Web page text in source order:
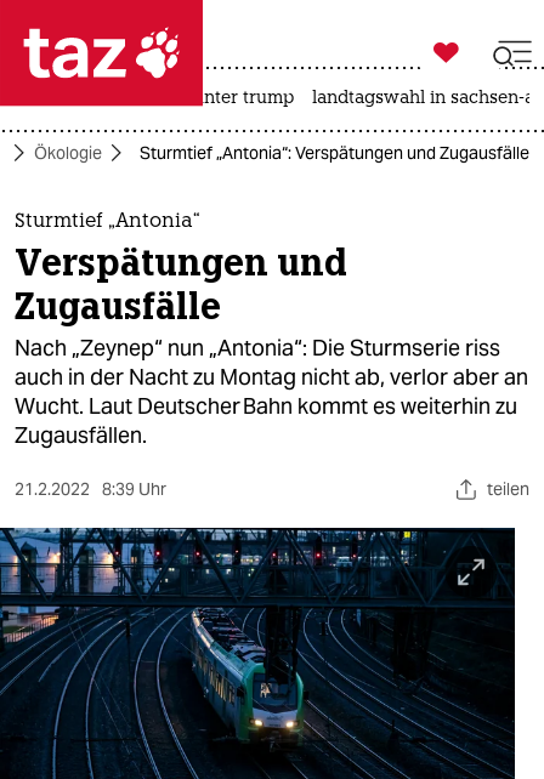
 taz zahl ich
taz zahl ich
themen
politik
öko
gesellschaft
kultur
sport
berlin
nord
wahrheit
verlag
verlag

taz zahl ich
usa unter trump landtagswahl in sachsen-
Ökologie Sturmtief „Antonia“: Verspätungen und Zugausfälle
Sturmtief „Antonia“
Verspätungen und
Zugausfälle
Nach „Zeynep“ nun „Antonia“: Die Sturmserie riss
auch in der Nacht zu Montag nicht ab, verlor aber an
Wucht. Laut Deutscher Bahn kommt es weiterhin zu
Zugausfällen.
21.2.2022 8:39 Uhr teilen